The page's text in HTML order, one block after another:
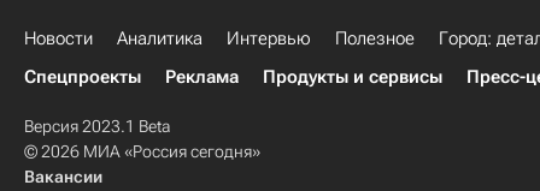
Новости Аналитика Интервью Полезное
Город:
Спецпроекты
Реклама Продукты и сервисы Пресс-
Версия 2023.1 Beta
© 2026 МИА «Россия сегодня»
Вакансии